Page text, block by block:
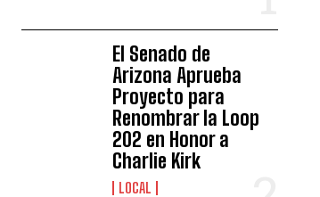
El Senado de
Arizona Aprueba
Proyecto para
Renombrar la Loop
202 en Honor a
Charlie Kirk
LOCAL